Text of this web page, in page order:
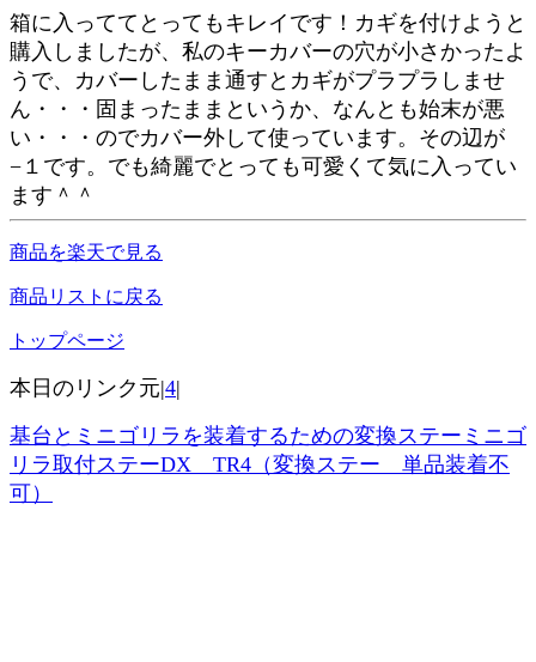
箱に入っててとってもキレイです！カギを付けようと
購入しましたが、私のキーカバーの穴が小さかったよ
うで、カバーしたまま通すとカギがプラプラしませ
ん・・・固まったままというか、なんとも始末が悪
い・・・のでカバー外して使っています。その辺が
−１です。でも綺麗でとっても可愛くて気に入ってい
ます＾＾
商品を楽天で見る
商品リストに戻る
トップページ
本日のリンク元|4|
基台とミニゴリラを装着するための変換ステーミニゴ
リラ取付ステーDX TR4（変換ステー 単品装着不
可）